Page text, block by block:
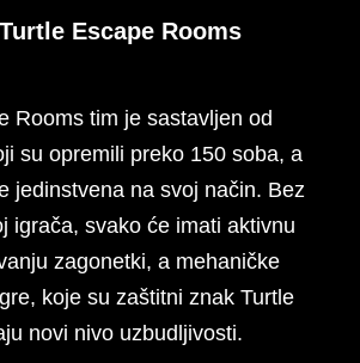
Escape Rooms
Rooms tim je sastavljen od
su opremili preko 150 soba, a
jedinstvena na svoj način. Bez
igrača, svako će imati aktivnu
zagonetki, a mehaničke
koje su zaštitni znak Turtle
novi nivo uzbudljivosti.